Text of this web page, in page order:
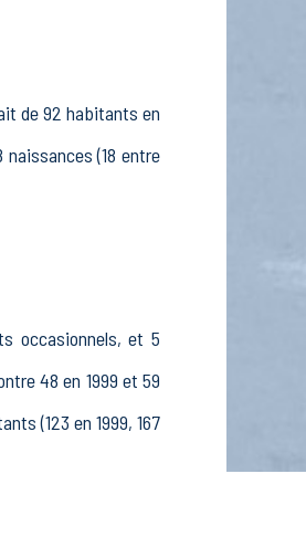
de 92 habitants en
naissances (18 entre
occasionnels, et 5
48 en 1999 et 59
(123 en 1999, 167